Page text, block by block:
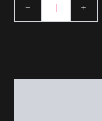
- +